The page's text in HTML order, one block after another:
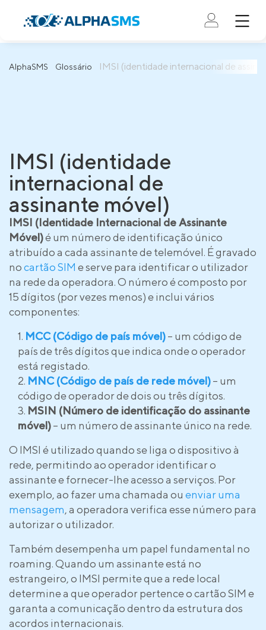
AlphaSMS Glossário IMSI (identidade internacional de
IMSI (identidade
internacional de
assinante móvel)
IMSI (Identidade Internacional de Assinante
Móvel)é um número de identificação único
atribuído a cada assinante de telemóvel. É gravado
nocartão SIM e serve para identificar o utilizador
na rede da operadora. O número é composto por
15 dígitos (por vezes menos) e inclui vários
componentes:
MCC (Código de país móvel)– um código de
país de três dígitos que indica onde o operador
está registado.
MNC (Código de país de rede móvel)– um
código de operador de dois ou três dígitos.
MSIN (Número de identificação do assinante
móvel)– um número de assinante único na rede.
O IMSI é utilizado quando se liga o dispositivo à
rede, permitindo ao operador identificar o
assinante e fornecer-lhe acesso a serviços. Por
exemplo, ao fazer uma chamada ou enviar uma
mensagem, a operadora verifica esse número para
autorizar o utilizador.
Também desempenha um papel fundamental no
roaming. Quando um assinante está no
estrangeiro, o IMSI permite que a rede local
determine a que operador pertence o cartão SIM e
garanta a comunicação dentro da estrutura dos
acordos internacionais.